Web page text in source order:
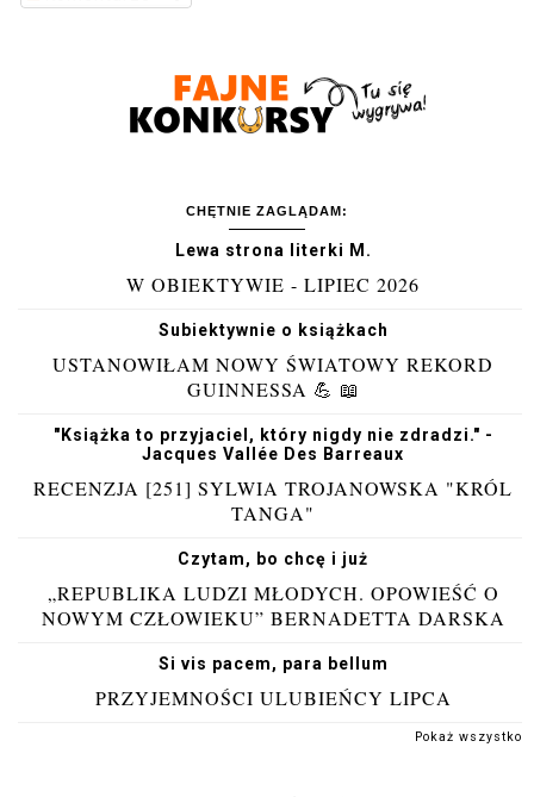
CHĘTNIE ZAGLĄDAM:
Lewa strona literki M.
W OBIEKTYWIE - LIPIEC 2026
Subiektywnie o książkach
USTANOWIŁAM NOWY ŚWIATOWY REKORD
GUINNESSA 💪 📖
"Książka to przyjaciel, który nigdy nie zdradzi." -
Jacques Vallée Des Barreaux
RECENZJA [251] SYLWIA TROJANOWSKA "KRÓL
TANGA"
Czytam, bo chcę i już
„REPUBLIKA LUDZI MŁODYCH. OPOWIEŚĆ O
NOWYM CZŁOWIEKU” BERNADETTA DARSKA
Si vis pacem, para bellum
PRZYJEMNOŚCI ULUBIEŃCY LIPCA
Pokaż wszystko